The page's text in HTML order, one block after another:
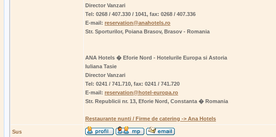
Director Vanzari
Tel: 0268 / 407.330 / 1041, fax: 0268 / 407.336
E-mail: reservation@anahotels.ro
Str. Sporturilor, Poiana Brasov, Brasov - Romania
ANA Hotels � Eforie Nord - Hotelurile Europa si Astoria
Iuliana Tasie
Director Vanzari
Tel: 0241 / 741.710, fax: 0241 / 741.720
E-mail: reservation@hotel-europa.ro
Str. Republicii nr. 13, Eforie Nord, Constanta � Romania
Restaurante nunti / Firme de catering -> Ana Hotels
Sus